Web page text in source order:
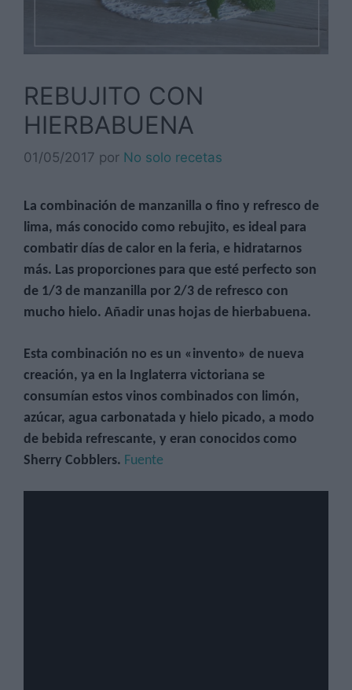
REBUJITO CON
HIERBABUENA
01/05/2017 por No solo recetas
La combinación de manzanilla o fino y refresco de
lima, más conocido como rebujito, es ideal para
combatir días de calor en la feria, e hidratarnos
más. Las proporciones para que esté perfecto son
de 1/3 de manzanilla por 2/3 de refresco con
mucho hielo. Añadir unas hojas de hierbabuena.
Esta combinación no es un «invento» de nueva
creación, ya en la Inglaterra victoriana se
consumían estos vinos combinados con limón,
azúcar, agua carbonatada y hielo picado, a modo
de bebida refrescante, y eran conocidos como
Sherry Cobblers. Fuente